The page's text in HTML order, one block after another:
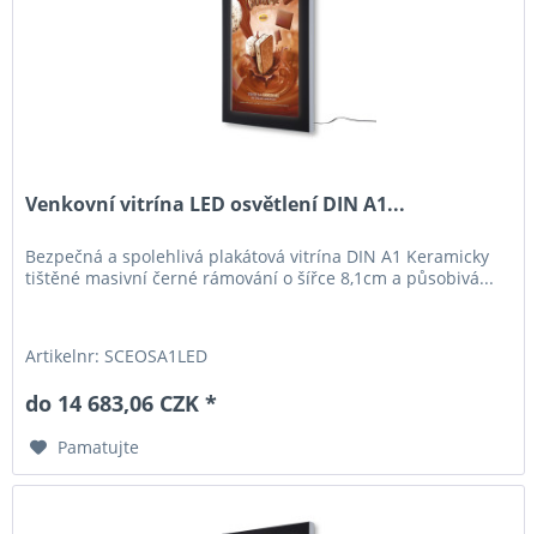
Venkovní vitrína LED osvětlení DIN A1...
Bezpečná a spolehlivá plakátová vitrína DIN A1 Keramicky
tištěné masivní černé rámování o šířce 8,1cm a působivá...
Artikelnr: SCEOSA1LED
do 14 683,06 CZK *
Pamatujte